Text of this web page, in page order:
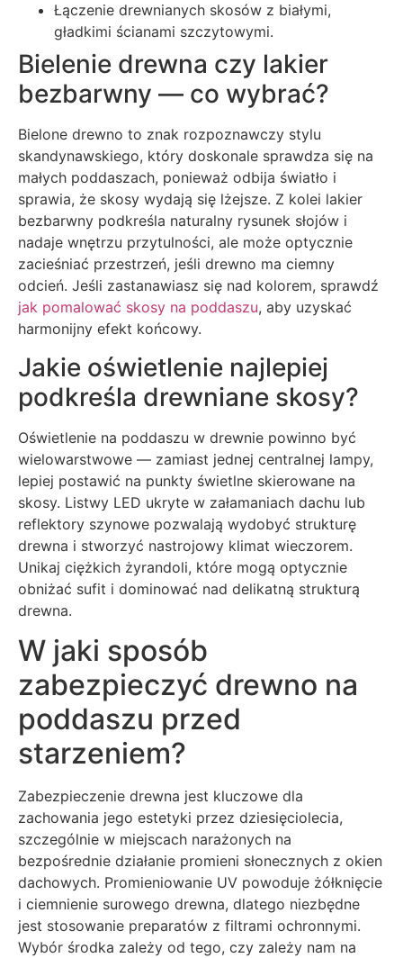
Łączenie drewnianych skosów z białymi,
gładkimi ścianami szczytowymi.
Bielenie drewna czy lakier
bezbarwny — co wybrać?
Bielone drewno to znak rozpoznawczy stylu
skandynawskiego, który doskonale sprawdza się na
małych poddaszach, ponieważ odbija światło i
sprawia, że skosy wydają się lżejsze. Z kolei lakier
bezbarwny podkreśla naturalny rysunek słojów i
nadaje wnętrzu przytulności, ale może optycznie
zacieśniać przestrzeń, jeśli drewno ma ciemny
odcień. Jeśli zastanawiasz się nad kolorem, sprawdź
jak pomalować skosy na poddaszu, aby uzyskać
harmonijny efekt końcowy.
Jakie oświetlenie najlepiej
podkreśla drewniane skosy?
Oświetlenie na poddaszu w drewnie powinno być
wielowarstwowe — zamiast jednej centralnej lampy,
lepiej postawić na punkty świetlne skierowane na
skosy. Listwy LED ukryte w załamaniach dachu lub
reflektory szynowe pozwalają wydobyć strukturę
drewna i stworzyć nastrojowy klimat wieczorem.
Unikaj ciężkich żyrandoli, które mogą optycznie
obniżać sufit i dominować nad delikatną strukturą
drewna.
W jaki sposób
zabezpieczyć drewno na
poddaszu przed
starzeniem?
Zabezpieczenie drewna jest kluczowe dla
zachowania jego estetyki przez dziesięciolecia,
szczególnie w miejscach narażonych na
bezpośrednie działanie promieni słonecznych z okien
dachowych. Promieniowanie UV powoduje żółknięcie
i ciemnienie surowego drewna, dlatego niezbędne
jest stosowanie preparatów z filtrami ochronnymi.
Wybór środka zależy od tego, czy zależy nam na